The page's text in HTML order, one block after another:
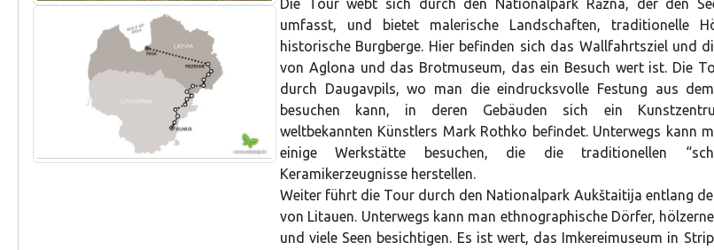
Die Tour webt sich durch den Nationalpark Rāzna, der den
umfasst, und bietet malerische Landschaften, traditionelle
historische Burgberge. Hier befinden sich das Wallfahrtsziel und
von Aglona und das Brotmuseum, das ein Besuch wert ist. Die
durch Daugavpils, wo man die eindrucksvolle Festung aus
besuchen kann, in deren Gebäuden sich ein
weltbekannten Künstlers Mark Rothko befindet. Unterwegs kann
einige Werkstätte besuchen, die die traditionellen
Keramikerzeugnisse herstellen.
Weiter führt die Tour durch den Nationalpark Aukštaitija entlang
von Litauen. Unterwegs kann man ethnographische Dörfer,
und viele Seen besichtigen. Es ist wert, das Imkereimuseum in